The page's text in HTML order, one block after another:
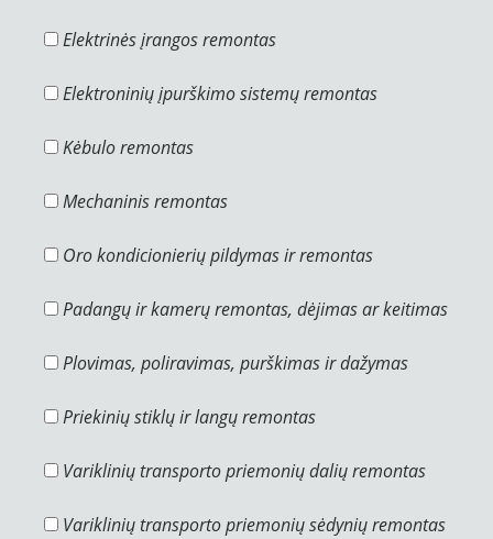
Elektrinės įrangos remontas
Elektroninių įpurškimo sistemų remontas
Kėbulo remontas
Mechaninis remontas
Oro kondicionierių pildymas ir remontas
Padangų ir kamerų remontas, dėjimas ar keitimas
Plovimas, poliravimas, purškimas ir dažymas
Priekinių stiklų ir langų remontas
Variklinių transporto priemonių dalių remontas
Variklinių transporto priemonių sėdynių remontas